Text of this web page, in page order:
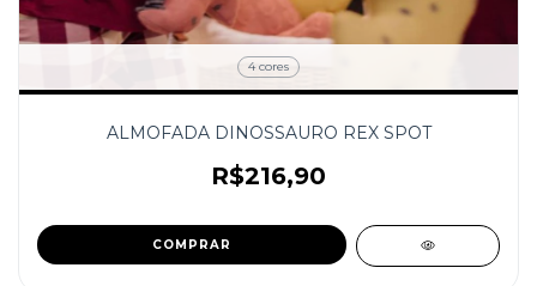
4 cores
ALMOFADA DINOSSAURO REX SPOT
R$216,90
COMPRAR